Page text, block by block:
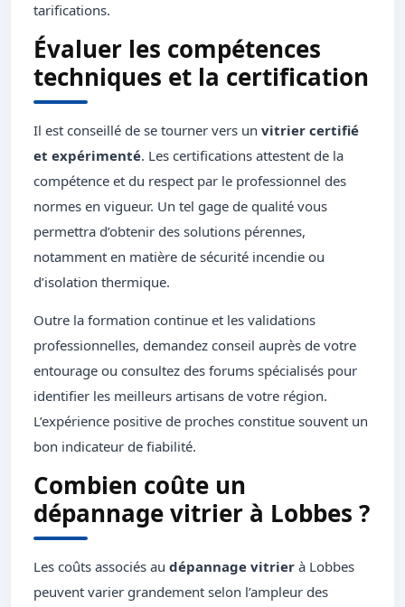
tarifications.
Évaluer les compétences
techniques et la certification
Il est conseillé de se tourner vers un vitrier certifié
et expérimenté. Les certifications attestent de la
compétence et du respect par le professionnel des
normes en vigueur. Un tel gage de qualité vous
permettra d’obtenir des solutions pérennes,
notamment en matière de sécurité incendie ou
d’isolation thermique.
Outre la formation continue et les validations
professionnelles, demandez conseil auprès de votre
entourage ou consultez des forums spécialisés pour
identifier les meilleurs artisans de votre région.
L’expérience positive de proches constitue souvent un
bon indicateur de fiabilité.
Combien coûte un
dépannage vitrier à Lobbes ?
Les coûts associés au dépannage vitrier à Lobbes
peuvent varier grandement selon l’ampleur des